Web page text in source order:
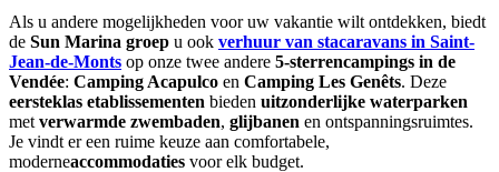
Als u andere mogelijkheden voor uw vakantie wilt ontdekken, biedt
de Sun Marina groep u ook verhuur van stacaravans in Saint-
Jean-de-Monts op onze twee andere 5-sterrencampings in de
Vendée: Camping Acapulco en Camping Les Genêts. Deze
eersteklas etablissementen bieden uitzonderlijke waterparken
met verwarmde zwembaden, glijbanen en ontspanningsruimtes.
Je vindt er een ruime keuze aan comfortabele,
moderneaccommodaties voor elk budget.